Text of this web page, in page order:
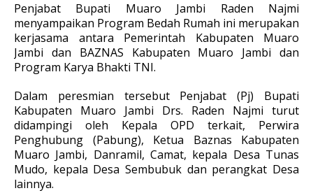
Penjabat Bupati Muaro Jambi Raden Najmi
menyampaikan Program Bedah Rumah ini merupakan
kerjasama antara Pemerintah Kabupaten Muaro
Jambi dan BAZNAS Kabupaten Muaro Jambi dan
Program Karya Bhakti TNI.
Dalam peresmian tersebut Penjabat (Pj) Bupati
Kabupaten Muaro Jambi Drs. Raden Najmi turut
didampingi oleh Kepala OPD terkait, Perwira
Penghubung (Pabung), Ketua Baznas Kabupaten
Muaro Jambi, Danramil, Camat, kepala Desa Tunas
Mudo, kepala Desa Sembubuk dan perangkat Desa
lainnya.